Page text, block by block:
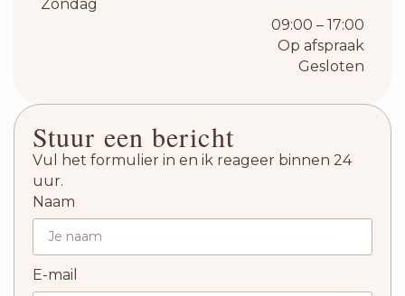
Zondag
09:00 – 17:00
Op afspraak
Gesloten
Stuur een bericht
Vul het formulier in en ik reageer binnen 24
uur.
Naam
E-mail